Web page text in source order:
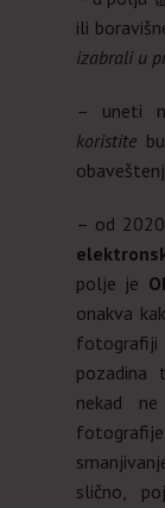
ili
izabrali u
– uneti
koristite
– od
polje je
onakva
pozadina
nekad
slično,